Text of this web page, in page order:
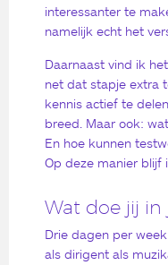
interessanter te
namelijk echt het
Daarnaast vind ik
net dat stapje extra
kennis actief te
breed. Maar ook:
En hoe kunnen
Op deze manier blijf
Wat doe jij in
Drie dagen per
als dirigent als